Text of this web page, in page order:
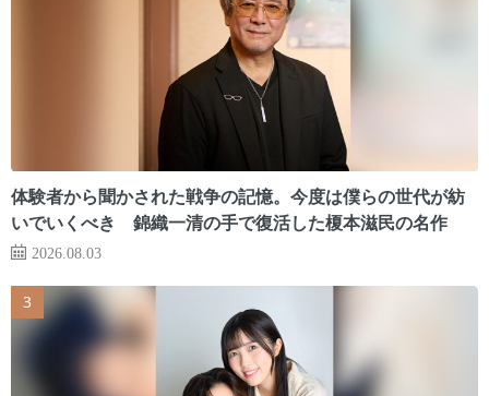
体験者から聞かされた戦争の記憶。今度は僕らの世代が紡
いでいくべき 錦織一清の手で復活した榎本滋民の名作
2026.08.03